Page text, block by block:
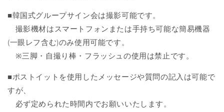
■韓国式グループサイン会は撮影可能です。
撮影機材はスマートフォンまたは手持ち可能な簡易機器
(一眼レフ含む)のみ使用可能です。
※三脚・自撮り棒・フラッシュの使用は禁止です。
■ポストイットを使用したメッセージや質問の記入は可能で
すが、
必ず定められた時間内でお願いいたします。